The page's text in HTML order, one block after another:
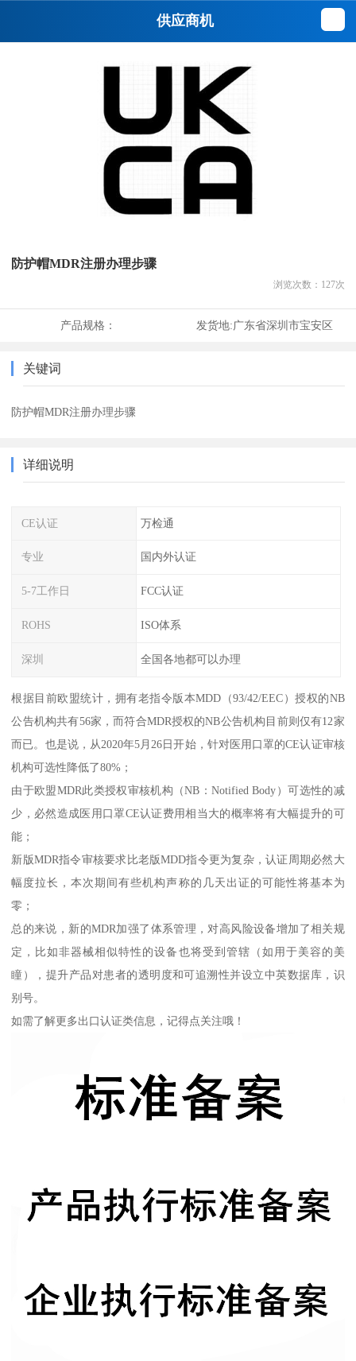
供应商机
防护帽MDR注册办理步骤
浏览次数： 127次
产品规格： 发货地:广东省深圳市宝安区
关键词
防护帽MDR注册办理步骤
详细说明
CE认证 万检通
专业 国内外认证
5-7工作日 FCC认证
ROHS ISO体系
深圳 全国各地都可以办理
根据目前欧盟统计，拥有老指令版本MDD（93/42/EEC）授权的NB
公告机构共有56家，而符合MDR授权的NB公告机构目前则仅有12家
而已。也是说，从2020年5月26日开始，针对医用口罩的CE认证审核
机构可选性降低了80%；
由于欧盟MDR此类授权审核机构（NB：Notified Body）可选性的减
少，必然造成医用口罩CE认证费用相当大的概率将有大幅提升的可
能；
新版MDR指令审核要求比老版MDD指令更为复杂，认证周期必然大
幅度拉长，本次期间有些机构声称的几天出证的可能性将基本为
零；
总的来说，新的MDR加强了体系管理，对高风险设备增加了相关规
定，比如非器械相似特性的设备也将受到管辖（如用于美容的美
瞳），提升产品对患者的透明度和可追溯性并设立中英数据库，识
别号。
如需了解更多出口认证类信息，记得点关注哦！